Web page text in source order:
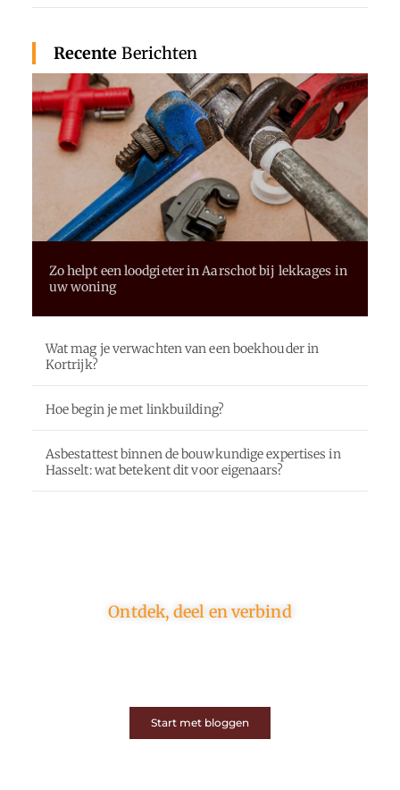
Recente Berichten
Zo helpt een loodgieter in Aarschot bij lekkages in
uw woning
Wat mag je verwachten van een boekhouder in
Kortrijk?
Hoe begin je met linkbuilding?
Asbestattest binnen de bouwkundige expertises in
Hasselt: wat betekent dit voor eigenaars?
Ontdek, deel en verbind
Start met bloggen